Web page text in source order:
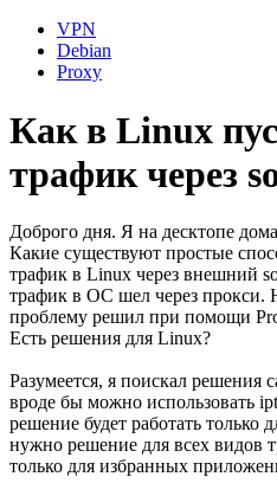
VPN
Debian
Proxy
Как в Linux
трафик через
Доброго дня. Я на десктопе
Какие существуют простые
трафик в Linux через внешний
трафик в ОС шел через прокси.
проблему решил при помощи
Есть решения для Linux?
Разумеется, я поискал решения
вроде бы можно использовать
решение будет работать
нужно решение для всех видов
только для избранных